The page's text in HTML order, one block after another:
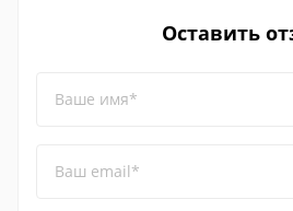
Оставить
Ваше имя*
Ваш email*